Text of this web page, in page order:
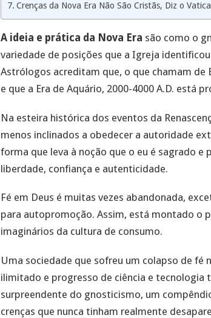
Crenças da Nova Era Não São Cristãs, Diz o
A ideia e prática da Nova Era são como o
variedade de posições que a Igreja
Astrólogos acreditam que, o que chamam de
e que a Era de Aquário, 2000-4000 A.D. está
Na esteira histórica dos eventos da
menos inclinados a obedecer a autoridade
forma que leva à noção que o eu é sagrado e
liberdade, confiança e autenticidade.
Fé em Deus é muitas vezes abandonada,
para autopromoção. Assim, está montado o
imaginários da cultura de consumo.
Uma sociedade que sofreu um colapso de fé
ilimitado e progresso de ciência e
surpreendente do gnosticismo, um
crenças que nunca tinham realmente